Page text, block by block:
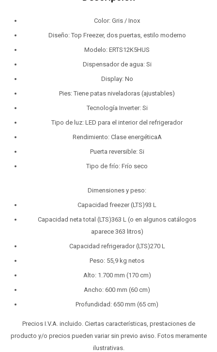
Color: Gris / Inox
Diseño: Top Freezer, dos puertas, estilo moderno
Modelo: ERTS12K5HUS
Dispensador de agua: Si
Display: No
Pies: Tiene patas niveladoras (ajustables)
Tecnología Inverter: Si
Tipo de luz: LED para el interior del refrigerador
Rendimiento: Clase energéticaA
Puerta reversible: Si
Tipo de frío: Frío seco
Dimensiones y peso:
Capacidad freezer (LTS)93 L
Capacidad neta total (LTS)363 L (o en algunos catálogos
aparece 363 litros)
Capacidad refrigerador (LTS)270 L
Peso: 55,9 kg netos
Alto: 1.700 mm (170 cm)
Ancho: 600 mm (60 cm)
Profundidad: 650 mm (65 cm)
Precios I.V.A. incluido. Ciertas características, prestaciones de
producto y/o precios pueden variar sin previo aviso. Fotos meramente
ilustrativas.